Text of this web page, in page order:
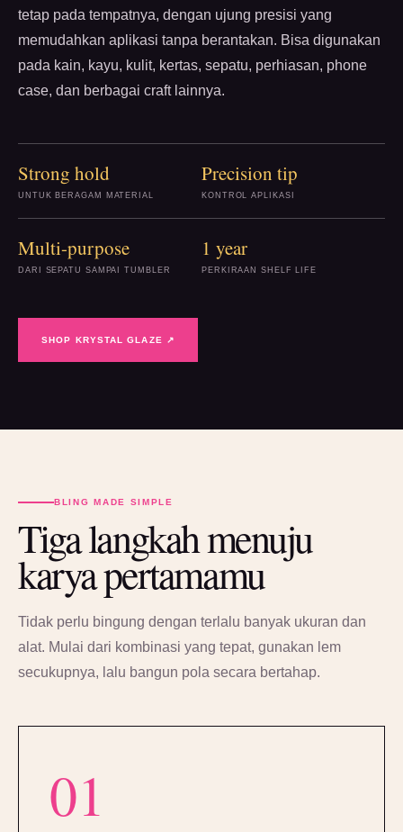
tetap pada tempatnya, dengan ujung presisi yang
memudahkan aplikasi tanpa berantakan. Bisa digunakan
pada kain, kayu, kulit, kertas, sepatu, perhiasan, phone
case, dan berbagai craft lainnya.
Strong hold
UNTUK BERAGAM MATERIAL
Precision tip
KONTROL APLIKASI
Multi-purpose
DARI SEPATU SAMPAI TUMBLER
1 year
PERKIRAAN SHELF LIFE
SHOP KRYSTAL GLAZE ↗
BLING MADE SIMPLE
Tiga langkah menuju
karya pertamamu
Tidak perlu bingung dengan terlalu banyak ukuran dan
alat. Mulai dari kombinasi yang tepat, gunakan lem
secukupnya, lalu bangun pola secara bertahap.
01